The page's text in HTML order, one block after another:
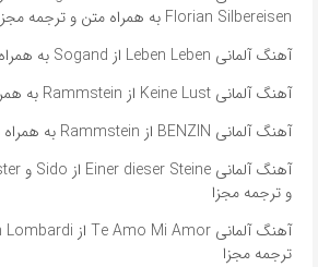
Florian Silbereisen به همراه متن و ترجمه مجزا
آهنگ آلمانی Leben Leben از Sogand به همراه متن و ترجمه مجزا
آهنگ آلمانی Keine Lust از Rammstein به همراه متن و ترجمه مجزا
آهنگ آلمانی BENZIN از Rammstein به همراه متن و ترجمه مجزا
و ترجمه مجزا
ترجمه مجزا